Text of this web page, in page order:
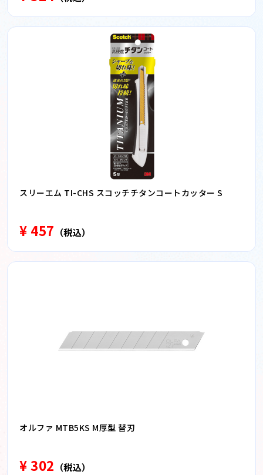
スリーエム TI-CHS スコッチチタンコートカッター S
¥ 457 （税込）
オルファ MTB5KS M厚型 替刃
¥ 302 （税込）